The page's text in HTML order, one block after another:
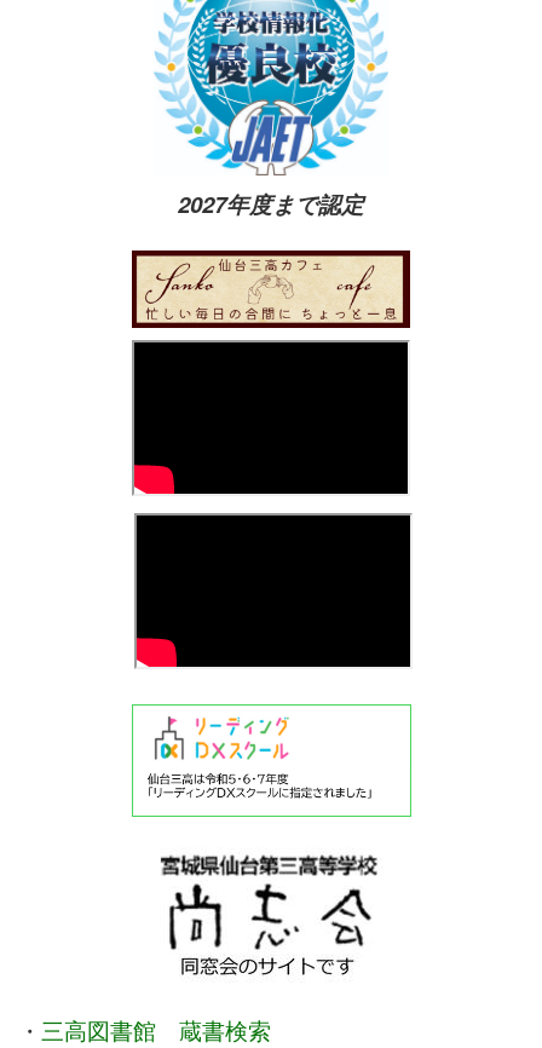
2027年度まで認定
・ 三高図書館 蔵書検索